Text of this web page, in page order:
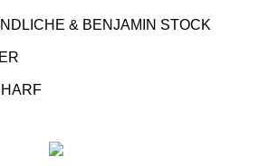
& BENJAMIN STOCK